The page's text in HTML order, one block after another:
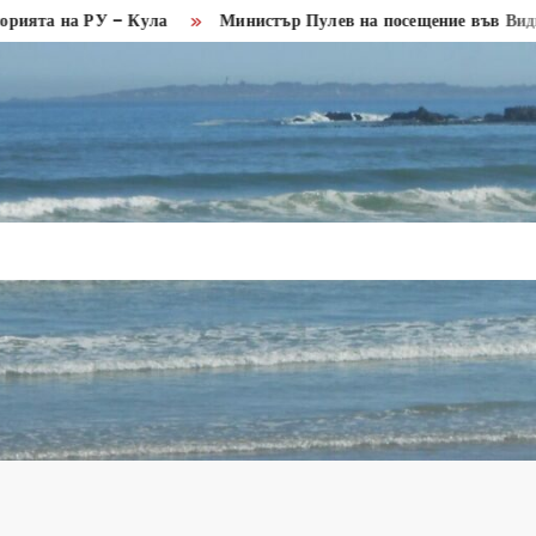
РУ – Кула Министър Пулев на посещение във Видин